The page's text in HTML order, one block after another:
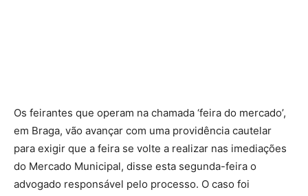
Os feirantes que operam na chamada ‘feira do mercado’,
em Braga, vão avançar com uma providência cautelar
para exigir que a feira se volte a realizar nas imediações
do Mercado Municipal, disse esta segunda-feira o
advogado responsável pelo processo. O caso foi